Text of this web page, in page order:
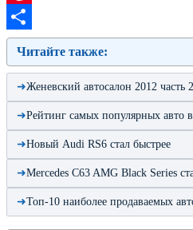
Pinterest
Отправить
Читайте также:
Женевский автосалон 2012 часть
Рейтинг самых популярных авто
Новый Audi RS6 стал быстрее
Mercedes C63 AMG Black Series
Топ-10 наиболее продаваемых